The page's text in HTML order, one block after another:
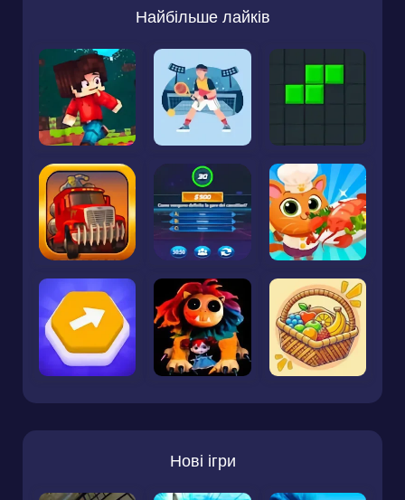
Найбільше лайків
Нові ігри